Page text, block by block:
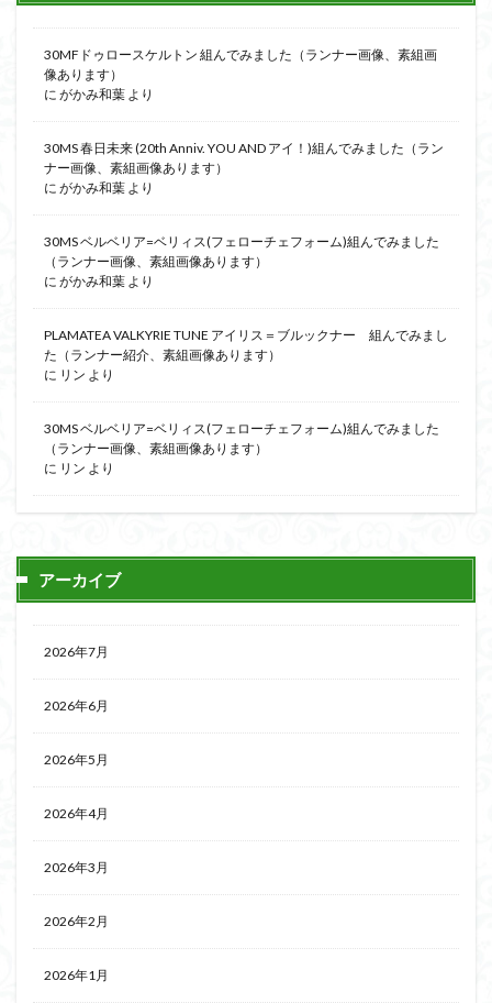
30MFドゥロースケルトン 組んでみました（ランナー画像、素組画
像あります）
に がかみ和葉 より
30MS 春日未来 (20th Anniv. YOU AND アイ！)組んでみました（ラン
ナー画像、素組画像あります）
に がかみ和葉 より
30MS ベルベリア=ベリィス(フェローチェフォーム)組んでみました
（ランナー画像、素組画像あります）
に がかみ和葉 より
PLAMATEA VALKYRIE TUNE アイリス＝ブルックナー 組んでみまし
た（ランナー紹介、素組画像あります）
に リン より
30MS ベルベリア=ベリィス(フェローチェフォーム)組んでみました
（ランナー画像、素組画像あります）
に リン より
アーカイブ
2026年7月
2026年6月
2026年5月
2026年4月
2026年3月
2026年2月
2026年1月